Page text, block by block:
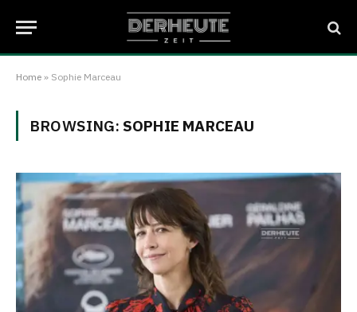
Home » Sophie Marceau
BROWSING: SOPHIE MARCEAU